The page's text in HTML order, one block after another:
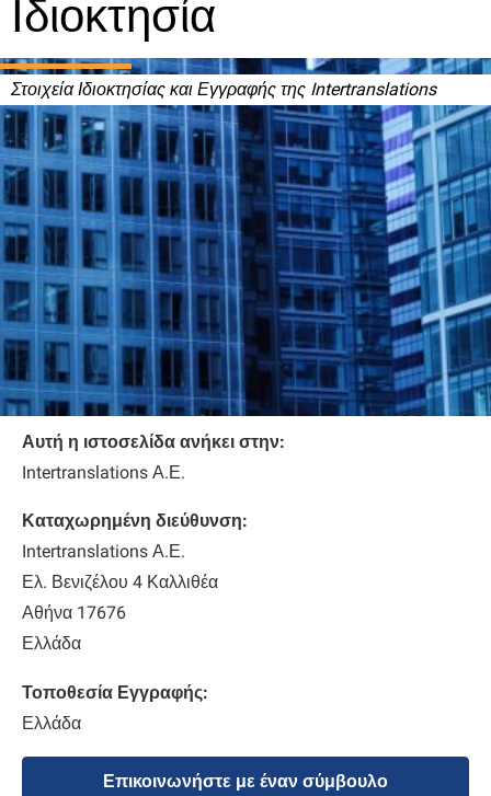
Ιδιοκτησία
Στοιχεία Ιδιοκτησίας και Εγγραφής της Intertranslations
Αυτή η ιστοσελίδα ανήκει στην:
Intertranslations Α.Ε.
Καταχωρημένη διεύθυνση:
Intertranslations Α.Ε.
Ελ. Βενιζέλου 4 Καλλιθέα
Αθήνα 17676
Ελλάδα
Τοποθεσία Εγγραφής:
Ελλάδα
Επικοινωνήστε με έναν σύμβουλο